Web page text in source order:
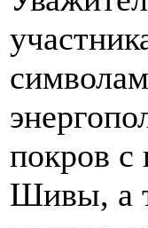
покров с
Шивы, а